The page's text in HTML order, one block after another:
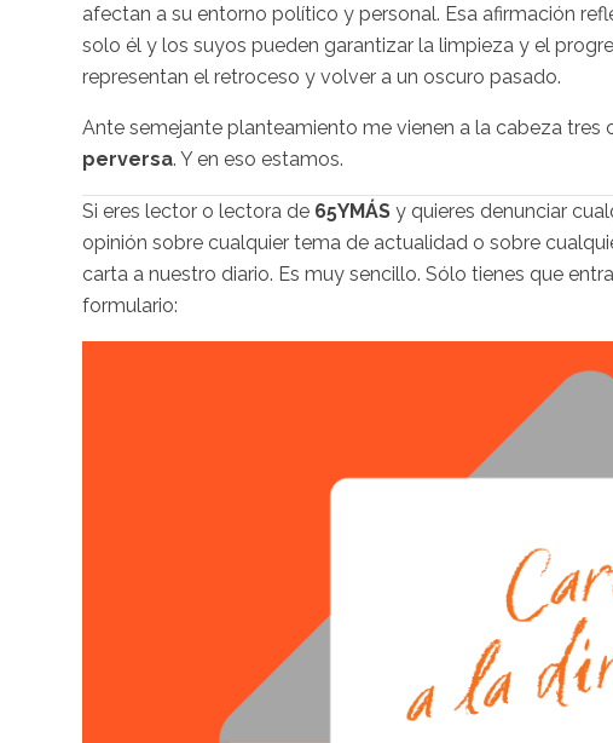
afectan a su entorno político y personal. Esa afirmación
solo él y los suyos pueden garantizar la limpieza y el
representan el retroceso y volver a un oscuro pasado.
Ante semejante planteamiento me vienen a la cabeza tres
perversa. Y en eso estamos.
Si eres lector o lectora de 65YMÁS y quieres denunciar
opinión sobre cualquier tema de actualidad o sobre
carta a nuestro diario. Es muy sencillo. Sólo tienes que
formulario: